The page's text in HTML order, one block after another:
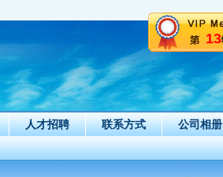
13
人才招聘 联系方式
公司相册